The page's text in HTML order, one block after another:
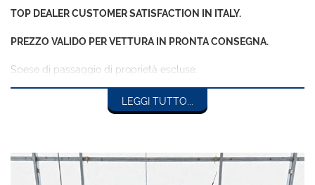
TOP DEALER CUSTOMER SATISFACTION IN ITALY.
PREZZO VALIDO PER VETTURA IN PRONTA CONSEGNA.
Spese di passaggio di proprietà escluse.
Attenzione: tutti i dati pubblicati, relativi alla descrizione dei
LEGGI TUTTO...